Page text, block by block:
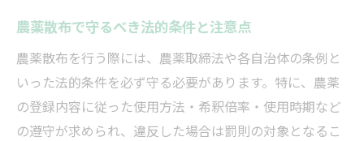
農薬散布タイミングで押さえる注意点と工
農薬散布時の気象条件とタイミング重要性
農薬散布の失敗を防ぐ時期と実践ポイント
気象や環境を考慮した農薬散布のコツ解説
農薬散布で守るべき法的条件と注意点
農薬散布を行う際には、農薬取締法や各自治体の条例と
いった法的条件を必ず守る必要があります。特に、農薬
の登録内容に従った使用方法・希釈倍率・使用時期など
の遵守が求められ、違反した場合は罰則の対象となるこ